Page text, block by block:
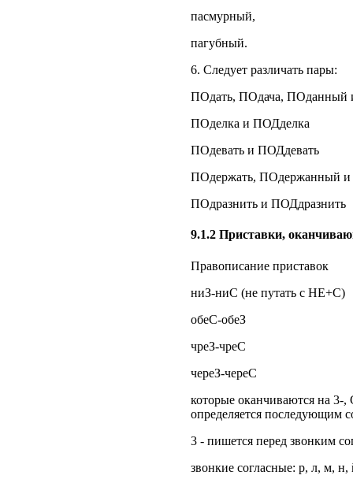
пасмурный,
пагубный.
6. Следует различать пары:
ПОдать, ПОдача,
ПОделка и ПОДделка
ПОдевать и ПОДдевать
ПОдержать, ПОдержанный
ПОдразнить и ПОДдразнить
9.1.2 Приставки,
Правописание приставок
ниЗ-ниС (не путать с НЕ+С)
обеС-обеЗ
чреЗ-чреС
череЗ-череС
которые оканчиваются на 3-
определяется последующим
3 - пишется перед звонким
звонкие согласные: р, л, м, н,